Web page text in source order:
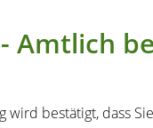
Amtlich
wird bestätigt, dass